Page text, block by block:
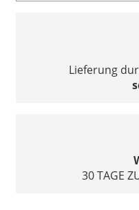
Lieferung
30 TAGE